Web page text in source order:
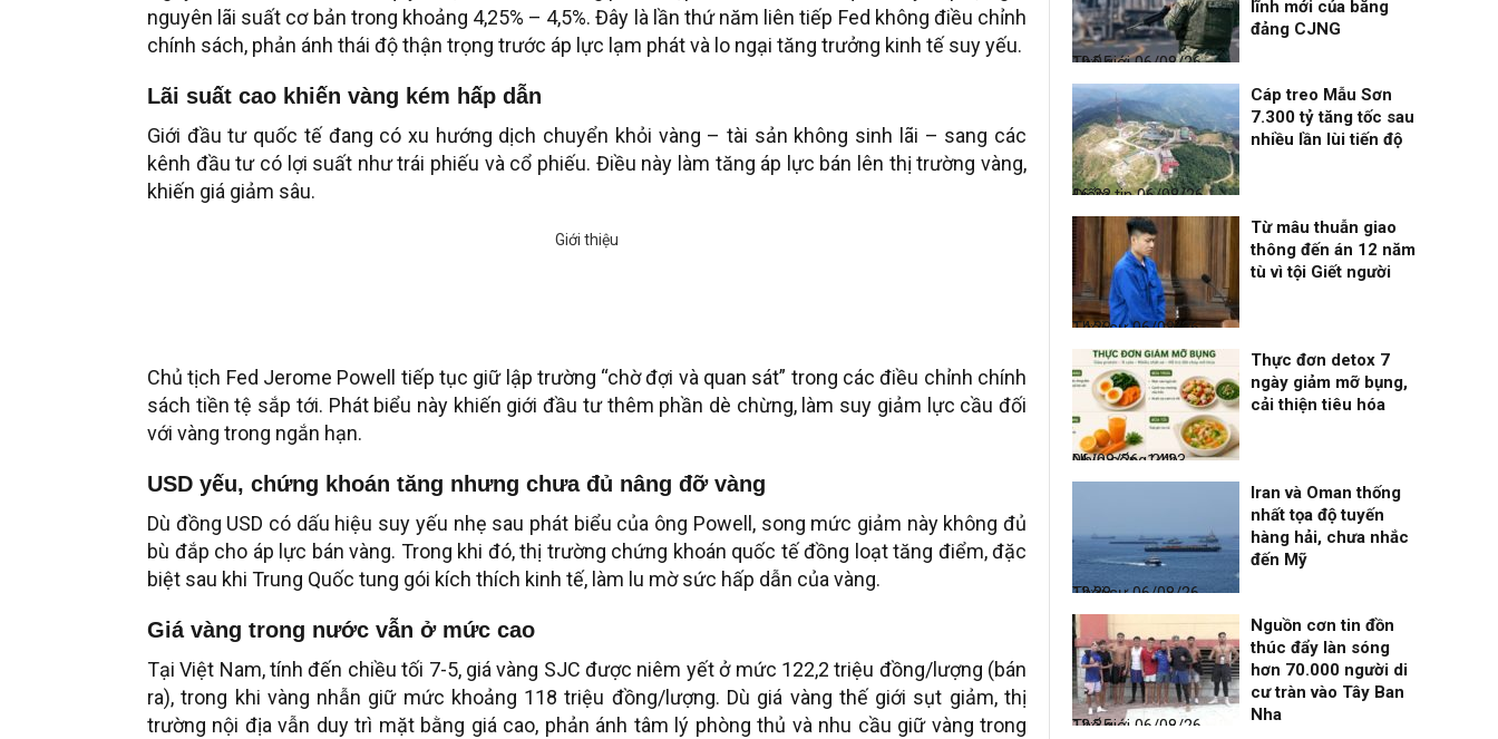
nguyên lãi suất cơ bản trong khoảng 4,25% – 4,5%. Đây là lần thứ năm liên tiếp Fed không điều chỉnh
chính sách, phản ánh thái độ thận trọng trước áp lực lạm phát và lo ngại tăng trưởng kinh tế suy yếu.
Lãi suất cao khiến vàng kém hấp dẫn
Giới đầu tư quốc tế đang có xu hướng dịch chuyển khỏi vàng – tài sản không sinh lãi – sang các
kênh đầu tư có lợi suất như trái phiếu và cổ phiếu. Điều này làm tăng áp lực bán lên thị trường vàng,
khiến giá giảm sâu.
Chủ tịch Fed Jerome Powell tiếp tục giữ lập trường “chờ đợi và quan sát” trong các điều chỉnh chính
sách tiền tệ sắp tới. Phát biểu này khiến giới đầu tư thêm phần dè chừng, làm suy giảm lực cầu đối
với vàng trong ngắn hạn.
USD yếu, chứng khoán tăng nhưng chưa đủ nâng đỡ vàng
Dù đồng USD có dấu hiệu suy yếu nhẹ sau phát biểu của ông Powell, song mức giảm này không đủ
bù đắp cho áp lực bán vàng. Trong khi đó, thị trường chứng khoán quốc tế đồng loạt tăng điểm, đặc
biệt sau khi Trung Quốc tung gói kích thích kinh tế, làm lu mờ sức hấp dẫn của vàng.
Giá vàng trong nước vẫn ở mức cao
Tại Việt Nam, tính đến chiều tối 7-5, giá vàng SJC được niêm yết ở mức 122,2 triệu đồng/lượng (bán
ra), trong khi vàng nhẫn giữ mức khoảng 118 triệu đồng/lượng. Dù giá vàng thế giới sụt giảm, thị
trường nội địa vẫn duy trì mặt bằng giá cao, phản ánh tâm lý phòng thủ và nhu cầu giữ vàng trong
Thế giới
06/08/26, 19:05
lĩnh mới của băng
đảng CJNG
Điểm tin
06/08/26, 16:23
Cáp treo Mẫu Sơn
7.300 tỷ tăng tốc sau
nhiều lần lùi tiến độ
Thời sự
06/08/26, 14:28
Từ mâu thuẫn giao
thông đến án 12 năm
tù vì tội Giết người
Nhịp sống 24h
06/08/26, 14:23
Thực đơn detox 7
ngày giảm mỡ bụng,
cải thiện tiêu hóa
Thời sự
06/08/26, 12:38
Iran và Oman thống
nhất tọa độ tuyến
hàng hải, chưa nhắc
đến Mỹ
Thế giới
06/08/26, 12:35
Nguồn cơn tin đồn
thúc đẩy làn sóng
hơn 70.000 người di
cư tràn vào Tây Ban
Nha